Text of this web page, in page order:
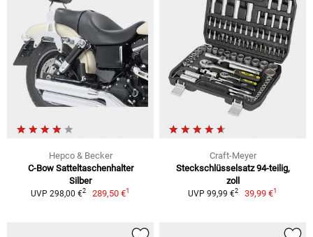
Hepco & Becker
C-Bow Satteltaschenhalter
Silber
UVP 298,00 €2 289,50 €1
Craft-Meyer
Steckschlüsselsatz 94-teilig,
zoll
UVP 99,99 €2 39,99 €1